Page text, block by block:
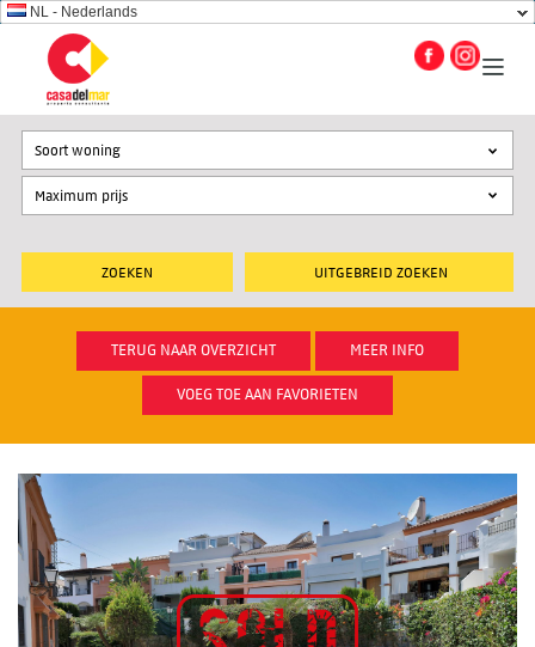
NL - Nederlands
UITGEBREID ZOEKEN
Soort woning
TERUG NAAR OVERZICHT MEER INFO
VOEG TOE AAN FAVORIETEN